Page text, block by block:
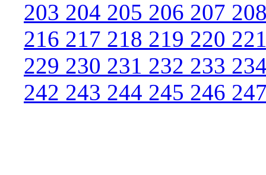
203 204 205 206 207
216 217 218 219 220
229 230 231 232 233
242 243 244 245 246